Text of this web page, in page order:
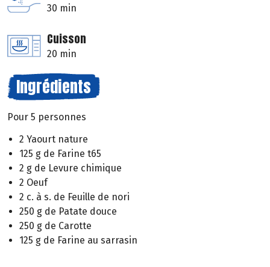
30 min
Cuisson
20 min
Ingrédients
Pour 5 personnes
2 Yaourt nature
125 g de Farine t65
2 g de Levure chimique
2 Oeuf
2 c. à s. de Feuille de nori
250 g de Patate douce
250 g de Carotte
125 g de Farine au sarrasin